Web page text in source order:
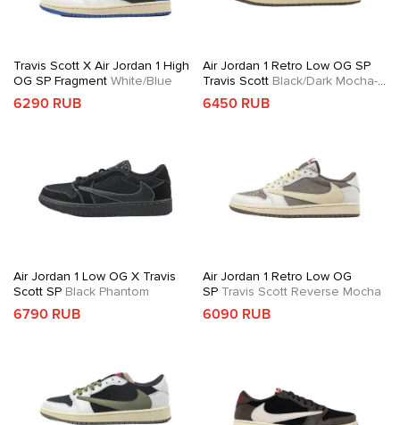
Travis Scott X Air Jordan 1 High
OG SP Fragment White/Blue
6290 RUB
Air Jordan 1 Retro Low OG SP
Travis ScottBlack/Dark Mocha-
University Red
6450 RUB
Air Jordan 1 Low OG X Travis
Scott SP Black Phantom
6790 RUB
Air Jordan 1 Retro Low OG
SPTravis Scott Reverse Mocha
6090 RUB